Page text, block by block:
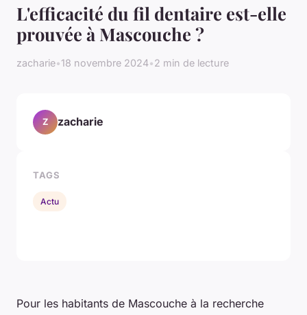
L'efficacité du fil dentaire est-elle
prouvée à Mascouche ?
zacharie•18 novembre 2024•2 min de lecture
Pour les habitants de Mascouche à la recherche
Z zacharie
TAGS
Actu